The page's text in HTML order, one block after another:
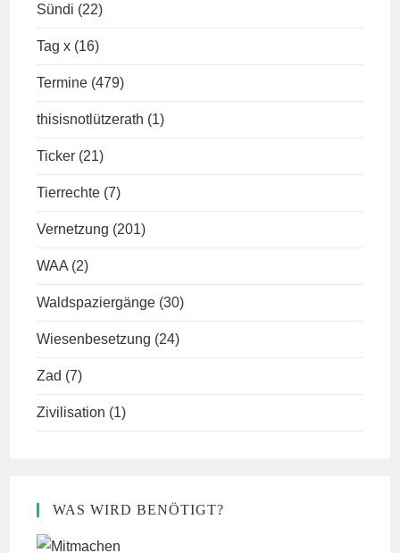
Sündi (22)
Tag x (16)
Termine (479)
thisisnotlützerath (1)
Ticker (21)
Tierrechte (7)
Vernetzung (201)
WAA (2)
Waldspaziergänge (30)
Wiesenbesetzung (24)
Zad (7)
Zivilisation (1)
WAS WIRD BENÖTIGT?